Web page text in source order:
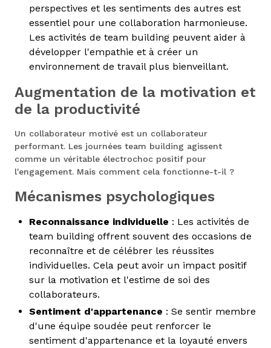
perspectives et les sentiments des autres est
essentiel pour une collaboration harmonieuse.
Les activités de team building peuvent aider à
développer l'empathie et à créer un
environnement de travail plus bienveillant.
Augmentation de la motivation et
de la productivité
Un collaborateur motivé est un collaborateur
performant. Les journées team building agissent
comme un véritable électrochoc positif pour
l'engagement. Mais comment cela fonctionne-t-il ?
Mécanismes psychologiques
Reconnaissance individuelle : Les activités de
team building offrent souvent des occasions de
reconnaître et de célébrer les réussites
individuelles. Cela peut avoir un impact positif
sur la motivation et l'estime de soi des
collaborateurs.
Sentiment d'appartenance : Se sentir membre
d'une équipe soudée peut renforcer le
sentiment d'appartenance et la loyauté envers